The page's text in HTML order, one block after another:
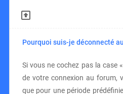
Pourquoi suis-je déconnecté
Si vous ne cochez pas la case
de votre connexion au forum,
que pour une période